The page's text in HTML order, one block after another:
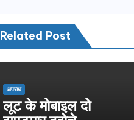
Related Post
अपराध
लूट के मोबाइल दो